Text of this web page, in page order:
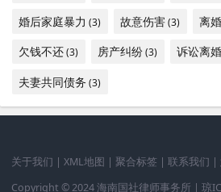
婚后家庭暴力 (3) 故意伤害(3) 离
欠钱不还(3) 房产纠纷(3) 诉讼离婚
夫妻共同债务 (3)
关于我们 XML地图 聚合标签 联系我们
Copyright © 2024 海南国社律师事务所 | 琼